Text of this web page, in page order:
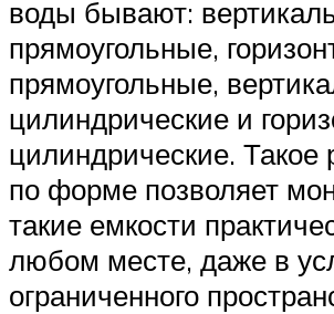
воды бывают:
прямоугольные,
прямоугольные,
цилиндрические и
цилиндрические. Такое
по форме позволяет
такие емкости
любом месте, даже в
ограниченного